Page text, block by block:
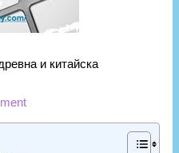
и китайска